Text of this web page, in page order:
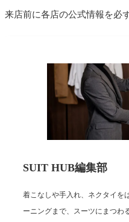
来店前に各店の公式情報を必
SUIT HUB編集部
着こなしや手入れ、ネクタイを
ーニングまで、スーツにまつわ